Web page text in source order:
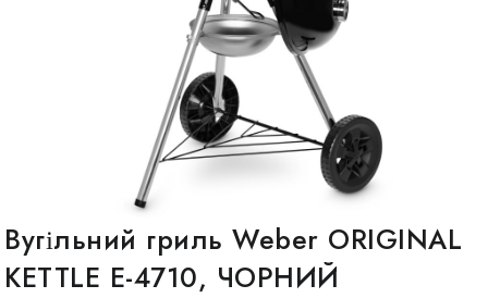
Вугільний гриль Weber ORIGINAL
KETTLE Е-4710, ЧОРНИЙ